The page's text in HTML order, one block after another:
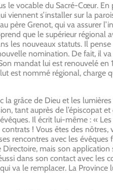
le vocable du Sacré-Cœur. En
s’installer sur la
père Grenot, qui va assurer
que le supérieur régional
les nouveaux statuts. Il
nomination. De fait, il
mandat lui est renouvelé
est nommé régional, charge
grâce de Dieu et les
tant auprès de l’épiscopat
Il écrit lui-même : «
! Vous êtes des
rencontres avec les évêques
mais son application
dans son contact avec les
va le remplacer. La